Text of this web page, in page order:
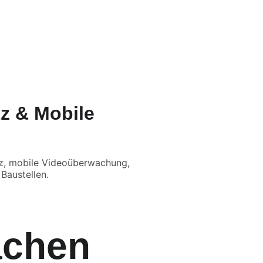
& Mobile
mobile Videoüberwachung,